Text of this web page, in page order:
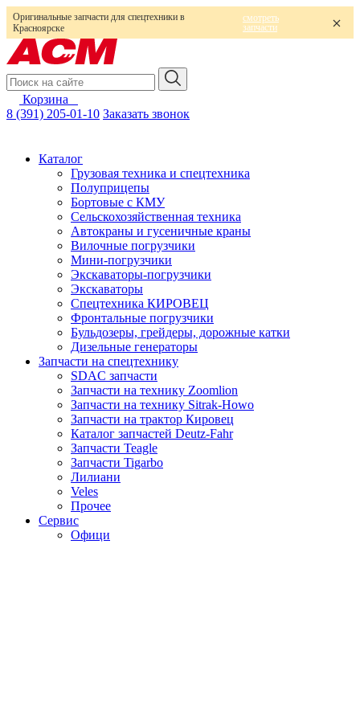
Оригинальные запчасти для спецтехники в
Красноярске
смотреть
запчасти
Корзина
8 (391) 205-01-10 Заказать звонок
Каталог
Грузовая техника и спецтехника
Полуприцепы
Бортовые с КМУ
Сельскохозяйственная техника
Автокраны и гусеничные краны
Вилочные погрузчики
Мини-погрузчики
Экскаваторы-погрузчики
Экскаваторы
Спецтехника КИРОВЕЦ
Фронтальные погрузчики
Бульдозеры, грейдеры, дорожные катки
Дизельные генераторы
Запчасти на спецтехнику
SDAC запчасти
Запчасти на технику Zoomlion
Запчасти на технику Sitrak-Howo
Запчасти на трактор Кировец
Каталог запчастей Deutz-Fahr
Запчасти Teagle
Запчасти Tigarbo
Лилиани
Veles
Прочее
Сервис
Офици